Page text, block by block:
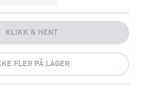
KLIKK & HENT
FLER PÅ LAGER